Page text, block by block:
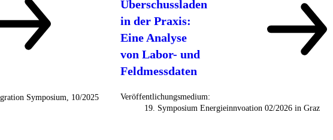
Symposium, 10/2025
Überschussladen
in der Praxis:
Eine Analyse
von Labor- und
Feldmessdaten
Veröffentlichungsmedium:
19. Symposium Energieinnvoation 02/2026 in Graz